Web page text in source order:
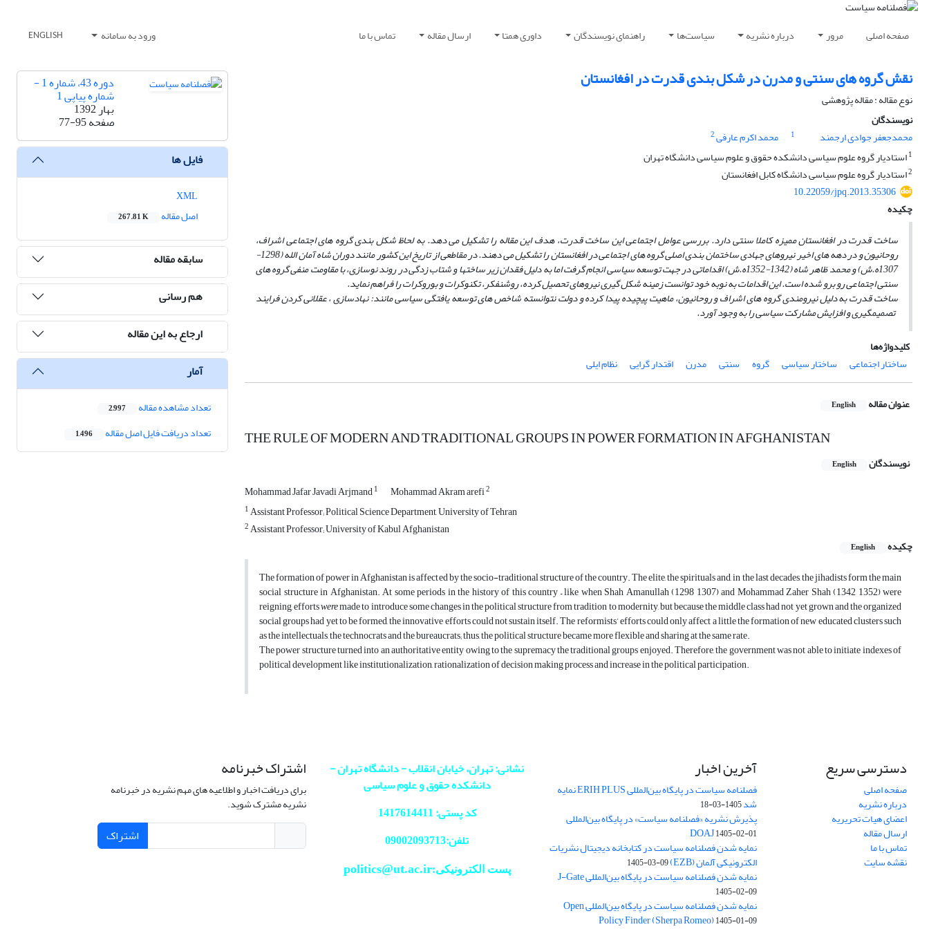
صفحه اصلی مرور درباره نشریه سیاست‌ها راهنمای نویسندگان داوری همتا ارسال مقاله تماس با ما ورود به سامانه ENGLISH
نقش گروه های سنتی و مدرن در شکل بندی قدرت در افغانستان
نوع مقاله : مقاله پژوهشی
نویسندگان
محمدجعفر جوادی ارجمند
1 محمد اکرم عارفی2
1استادیار گروه علوم سیاسی دانشکده حقوق و علوم سیاسی دانشگاه تهران
2استادیار گروه علوم سیاسی دانشگاه کابل افغانستان
10.22059/jpq.2013.35306
چکیده
ساخت قدرت در افغانستان ممیزه کاملا سنتی دارد. بررسی عوامل اجتماعی این ساخت قدرت، هدف این مقاله را تشکیل می دهد. به لحاظ شکل بندی گروه های اجتماعی اشراف،
روحانیون و در دهه های اخیر نیروهای جهادی ساختمان بندی اصلی گروه های اجتماعی در افغانستان را تشکیل می دهند. در مقاطعی از تاریخ این کشور مانند دوران شاه آمان الله (1298-
1307ه.ش) و محمد ظاهر شاه (1342-1352ه.ش) اقداماتی در جهت توسعه سیاسی انجام گرفت اما به دلیل فقدان زیر ساختها و شتاب زدگی در روند نوسازی، با مقاومت منفی گروه های
سنتی اجتماعی رو برو شده است. این اقدامات به نوبه خود توانست زمینه شکل گیری نیروهای تحصیل کرده، روشنفکر، تکنوکرات و بوروکرات را فراهم نماید.
ساخت قدرت به دلیل نیرومندی گروه های اشراف و روحانیون، ماهیت پیچیده پیدا کرده و دولت نتوانسته شاخص های توسعه یافتگی سیاسی مانند: نهادسازی ، عقلانی کردن فرایند
تصمیم­گیری و افزایش مشارکت سیاسی را به وجود آورد.
کلیدواژه‌ها
ساختار اجتماعی
ساختار سیاسی گروه سنتی مدرن اقتدار گرایی نظام ایلی
عنوان مقاله English
THE RULE OF MODERN AND TRADITIONAL GROUPS IN POWER FORMATION IN AFGHANISTAN
نویسندگان English
Mohammad Jafar Javadi Arjmand1 Mohammad Akram arefi2
1Assistant Professor; Political Science Department, University of Tehran
2Assistant Professor; University of Kabul Afghanistan
چکیده
English
The formation of power in Afghanistan is affected by the socio-traditional structure of the country. The elite, the spirituals and, in the last decades, the jihadists form the main
social structure in Afghanistan. At some periods in the history of this country – like when Shah Amanullah (1298 1307) and Mohammad Zaher Shah (1342 1352) were
reigning, effortsweremade to introduce some changes in the political structure from tradition to modernity, but because the middle class had not yet grown and the organized
social groups had yet to be formed, the innovative efforts could not sustain itself. The reformists’ efforts could only affect a little the formation of new educated clusters such
as the intellectuals, the technocrats and the bureaucrats; thus, the political structure became more flexible and sharing at the same rate.
The power structure turned into an authoritative entity owing to the supremacy the traditional groups enjoyed. Therefore, the government was not able to initiate indexes of
political development like institutionalization, rationalization of decision making process and increase in the political participation.
دوره 43، شماره 1 -
شماره پیاپی 1
بهار 1392
صفحه77-95
فایل ها
اصل مقاله
267.81 K
سابقه مقاله
هم رسانی
ارجاع به این مقاله
آمار
تعداد مشاهده مقاله 2,997
تعداد دریافت فایل اصل مقاله 1,496
دسترسی سریع
صفحه اصلی
درباره نشریه
اعضای هیات تحریریه
ارسال مقاله
تماس با ما
نقشه سایت
آخرین اخبار
فصلنامه سیاست در پایگاه بین‌المللی ERIH PLUS نمایه
شد1405-03-18
پذیرش نشریه «فصلنامه سیاست» در پایگاه بین‌المللی
DOAJ1405-02-01
نمایه شدن فصلنامه سیاست در کتابخانه دیجیتال نشریات
الکترونیکی آلمان (EZB) 1405-03-09
نمایه شدن فصلنامه سیاست در پایگاه بین‌المللی J-Gate
1405-02-09
نمایه شدن فصلنامه سیاست در پایگاه بین‌المللی Open
Policy Finder (Sherpa Romeo)1405-01-09
نشانی: تهران، خیابان انقلاب - دانشگاه تهران -
دانشکده حقوق و علوم سیاسی
کد پستی: 1417614411
تلفن:09002093713
پست الکترونیکی:politics@ut.ac.ir
اشتراک خبرنامه
برای دریافت اخبار و اطلاعیه های مهم نشریه در خبرنامه
نشریه مشترک شوید.
اشتراک